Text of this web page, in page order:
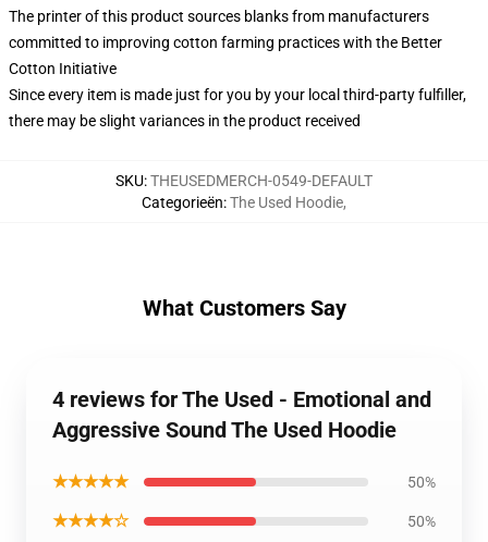
The printer of this product sources blanks from manufacturers
committed to improving cotton farming practices with the Better
Cotton Initiative
Since every item is made just for you by your local third-party fulfiller,
there may be slight variances in the product received
SKU:THEUSEDMERCH-0549-DEFAULT
Categorieën:The Used Hoodie,
What Customers Say
4 reviews for The Used - Emotional and
Aggressive Sound The Used Hoodie
★★★★★ 50%
★★★★☆ 50%